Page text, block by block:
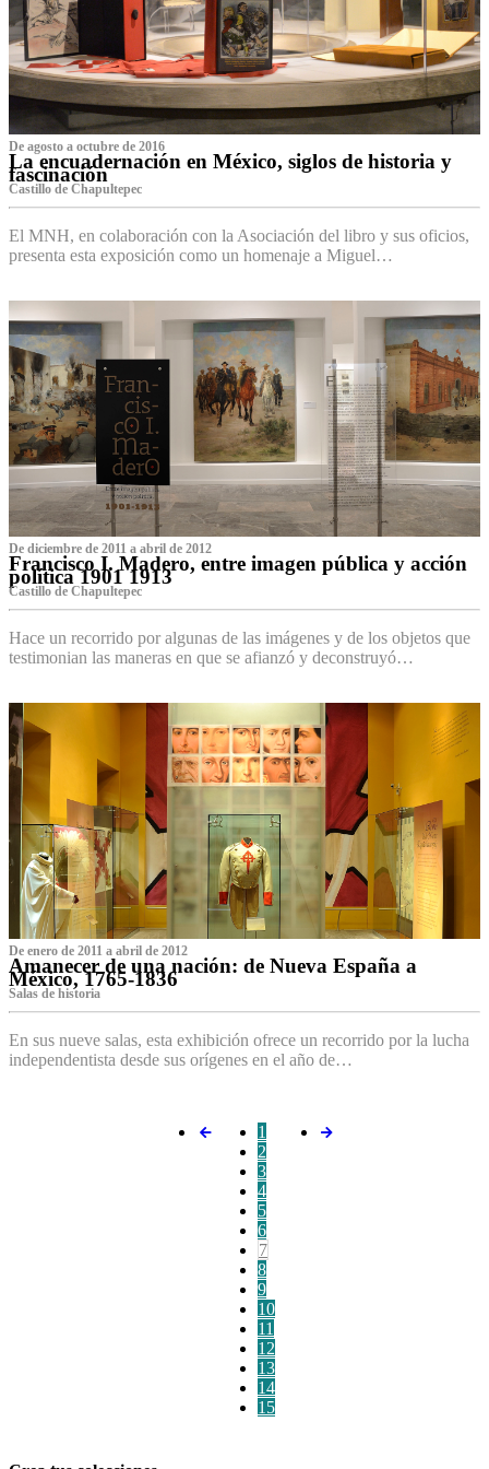
De agosto a octubre de 2016
La encuadernación en México, siglos de historia y
fascinación
Castillo de Chapultepec
El MNH, en colaboración con la Asociación del libro y sus oficios,
presenta esta exposición como un homenaje a Miguel…
De diciembre de 2011 a abril de 2012
Francisco I. Madero, entre imagen pública y acción
política 1901 1913
Castillo de Chapultepec
Hace un recorrido por algunas de las imágenes y de los objetos que
testimonian las maneras en que se afianzó y deconstruyó…
De enero de 2011 a abril de 2012
Amanecer de una nación: de Nueva España a
México, 1765-1836
Salas de historia
En sus nueve salas, esta exhibición ofrece un recorrido por la lucha
independentista desde sus orígenes en el año de…
1
2
3
4
5
6
7
8
9
10
11
12
13
14
15